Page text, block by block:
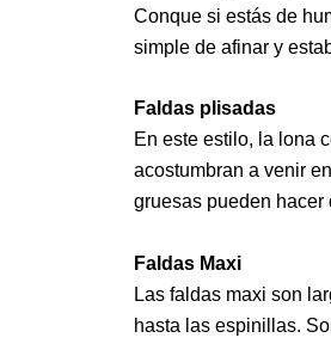
Conque si estás de
simple de afinar y
Faldas plisadas
En este estilo, la lona
acostumbran a venir
gruesas pueden
Faldas Maxi
Las faldas maxi son
hasta las espinillas.